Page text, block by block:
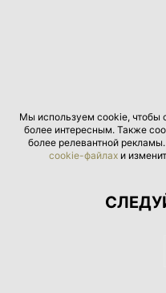
Мы используем cookie, чтобы
более интересным. Также
более релевантной
cookie-файлах и